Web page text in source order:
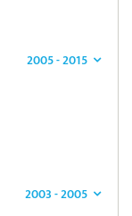
2005 - 2015
2003 - 2005